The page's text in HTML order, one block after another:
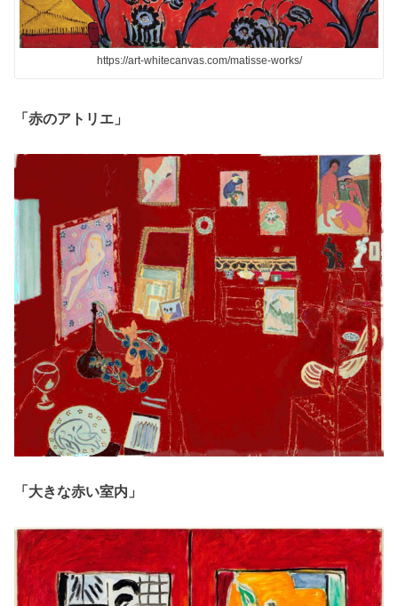
https://art-whitecanvas.com/matisse-works/
「赤のアトリエ」
「大きな赤い室内」